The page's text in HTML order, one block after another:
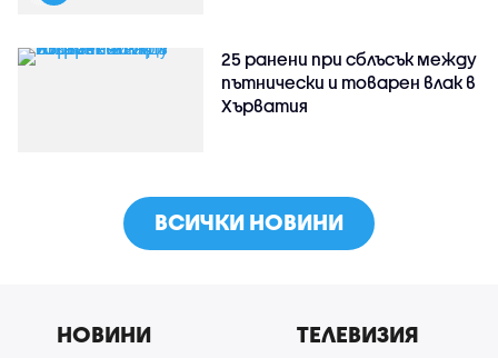
25 ранени при сблъсък между
пътнически и товарен влак в
Хърватия
ВСИЧКИ НОВИНИ
НОВИНИ ТЕЛЕВИЗИЯ